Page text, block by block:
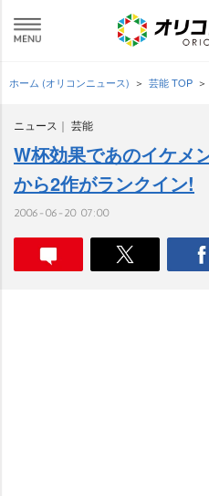
ホーム (オリコンニュース) 芸能 TOP
ニュース 芸能
W杯効果であのイケメ
から2作がランクイン!
2006-06-20 07:00